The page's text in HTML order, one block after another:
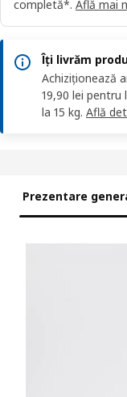
completă*. Află mai
Îți livrăm
Achiziționează
19,90 lei pentru
la 15 kg. Află
Prezentare